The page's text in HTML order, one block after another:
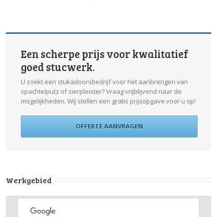
Een scherpe prijs voor kwalitatief
goed stucwerk.
U zoekt een stukadoorsbedrijf voor het aanbrengen van
spachtelputz of sierpleister? Vraag vrijblijvend naar de
mogelijkheden. Wij stellen een gratis prijsopgave voor u op!
OFFERTE AANVRAGEN
Werkgebied